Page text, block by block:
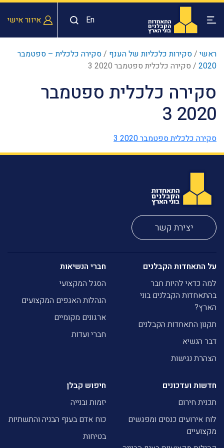
En איזור אישי
ראשי /סקירות כלכליות של הענף /סקירה כלכלית – ספטמבר
2020
/ סקירה כלכלית ספטמבר 2020 3
סקירה כלכלית ספטמבר
2020 3
סקירה כלכלית ספטמבר 2020 3
יצירת קשר
על התאחדות הקבלנים
למה כדאי להיות חבר
בהתאחדות הקבלנים בוני
הארץ?
תקנון התאחדות הקבלנים
דבר הנשיא
הצהרת נגישות
חברי הנשיאות
הסגל המקצועי
הנהלות האגפים המקצועים
ארגונים מקומיים
חברי ועדות
חדשות ועדכונים
תכנית חירום
לוח אירועים כנסים ומפגשים
מקצועיים
חיפוש קבלן
יזמות ובנייה
כוח אדם בענף הבניה והתשתיות
בטיחות